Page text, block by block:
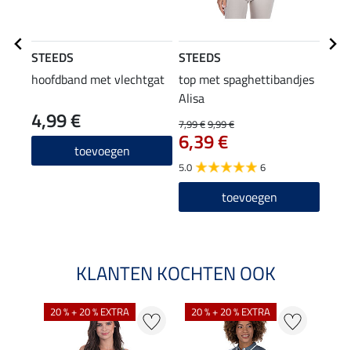
STEEDS
hoofdband met vlechtgat
4,99 €
toevoegen
STEEDS
top met spaghettibandjes
Alisa
7,99 €9,99 €
6,39 €
5.0 6
toevoegen
KLANTEN KOCHTEN OOK
20 % + 20 % EXTRA 20 % + 20 % EXTRA